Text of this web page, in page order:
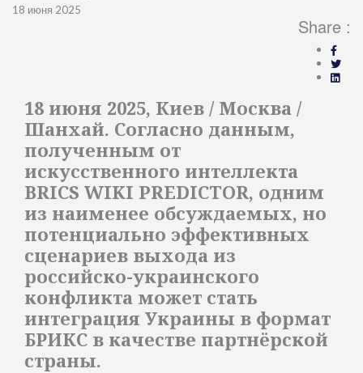
18 июня 2025
Share :
18 июня 2025, Киев / Москва /
Шанхай. Согласно данным,
полученным от
искусственного интеллекта
BRICS WIKI PREDICTOR, одним
из наименее обсуждаемых, но
потенциально эффективных
сценариев выхода из
российско-украинского
конфликта может стать
интеграция Украины в формат
БРИКС в качестве партнёрской
страны.